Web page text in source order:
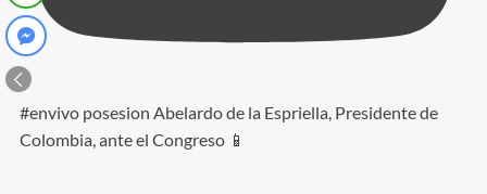
#envivo posesion Abelardo de la Espriella, Presidente de
Colombia, ante el Congreso 📱